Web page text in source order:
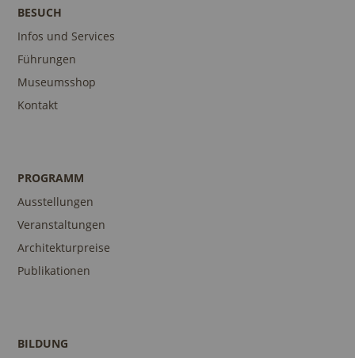
BESUCH
Infos und Services
Führungen
Museumsshop
Kontakt
PROGRAMM
Ausstellungen
Veranstaltungen
Architekturpreise
Publikationen
BILDUNG